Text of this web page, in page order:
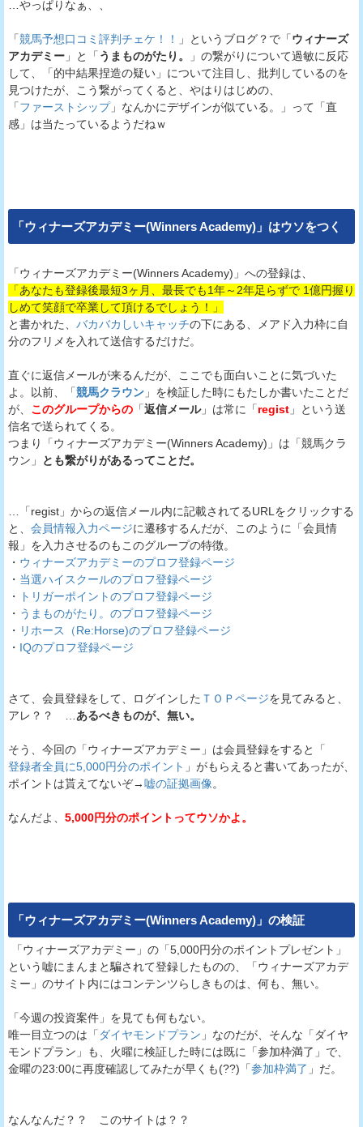
…やっぱりなぁ、、
「競馬予想口コミ評判チェケ！！ 」というブログ？で「ウィナーズ
アカデミー 」と「 うまものがたり。
」の繋がりについて過敏に反応
して、「的中結果捏造の疑い」について注目し、批判しているのを
見つけたが、こう繋がってくると、やはりはじめの、
「ファーストシップ」なんかにデザインが似ている。」って「直
感」は当たっているようだねｗ
「ウィナーズアカデミー(Winners Academy) 」はウソをつく
「ウィナーズアカデミー(Winners Academy)」への登録は、
「あなたも登録後最短3ヶ月、最長でも1年～2年足らずで 1億円握り
しめて笑顔で卒業して頂けるでしょう！」
と書かれた、 バカバカしいキャッチの下にある、メアド入力枠に自
分のフリメを入れて送信するだけだ。
直ぐに返信メールが来るんだが、ここでも面白いことに気づいた
よ。以前、「競馬クラウン 」を検証した時にもたしか書いたことだ
が、 このグループからの 「返信メール」は常に「regist 」という送
信名で送られてくる。
つまり「ウィナーズアカデミー(Winners Academy)」は「競馬クラ
ウン」
とも繋がりがあるってことだ。
…「regist」からの返信メール内に記載されてるURLをクリックする
と、 会員情報入力ページに遷移するんだが、このように「会員情
報」を入力させるのもこのグループの特徴。
・ ウィナーズアカデミーのプロフ登録ページ
・ 当選ハイスクールのプロフ登録ページ
・
トリガーポイントのプロフ登録ページ
・ うまものがたり。のプロフ登録ページ
・ リホース（Re:Horse)のプロフ登録ページ
・ IQのプロフ登録ページ
さて、会員登録をして、ログインした ＴＯＰページを見てみると、
アレ？？ … あるべきものが、無い。
そう、今回の「ウィナーズアカデミー」は会員登録をすると「
登録者全員に5,000円分のポイント 」がもらえると書いてあったが、
ポイントは貰えてないぞ→嘘の証拠画像。
なんだよ、 5,000円分のポイントってウソかよ。
「ウィナーズアカデミー(Winners Academy) 」の検証
「ウィナーズアカデミー」の「5,000円分のポイントプレゼント」
という嘘にまんまと騙されて登録したものの、「ウィナーズアカデ
ミー」のサイト内にはコンテンツらしきものは、何も、無い。
「今週の投資案件」を見ても何もない。
唯一目立つのは「 ダイヤモンドプラン 」なのだが、そんな「ダイヤ
モンドプラン」も、火曜に検証した時には既に「参加枠満了」で、
金曜の23:00に再度確認してみたが早くも(??)「参加枠満了 」だ。
なんなんだ？？ このサイトは？？